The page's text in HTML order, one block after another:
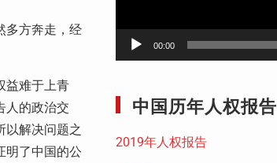
多方奔走，经
益难于上青
人的政治交
以解决问题之
明了中国的公
00:00
中国历年人权报告
2019年人权报告